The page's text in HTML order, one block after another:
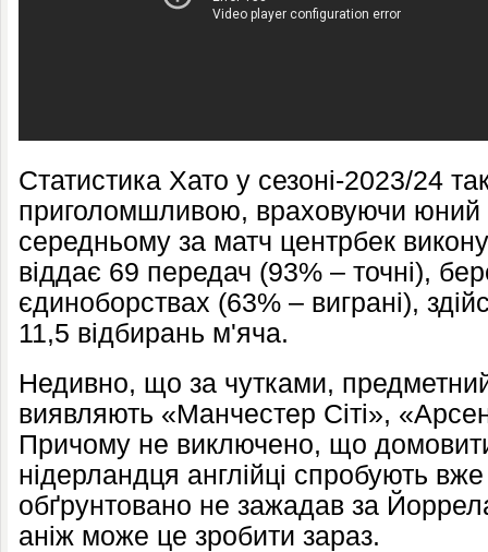
Статистика Хато у сезоні-2023/24
приголомшливою, враховуючи юний
середньому за матч центрбек
віддає 69 передач (93% – точні),
єдиноборствах (63% – виграні),
11,5 відбирань м'яча.
Недивно, що за чутками,
виявляють «Манчестер Сіті»,
Причому не виключено, що
нідерландця англійці спробують
обґрунтовано не зажадав за
аніж може це зробити зараз.